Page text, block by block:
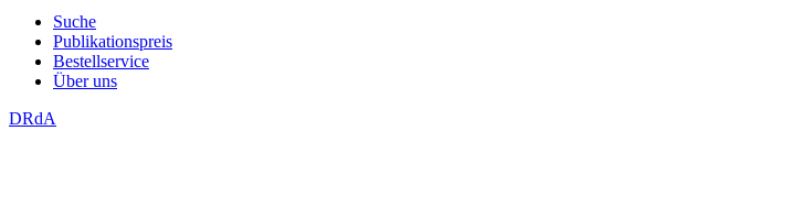
Suche
Publikationspreis
Bestellservice
Über uns
DRdA